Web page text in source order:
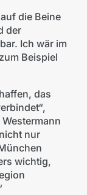
die Beine
der
Ich wär im
Beispiel
das
nur
wichtig,